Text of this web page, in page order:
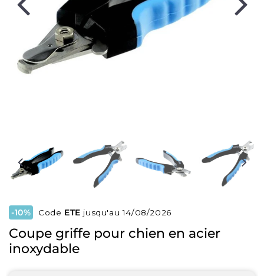
-10% Code ETE jusqu'au 14/08/2026
Coupe griffe pour chien en acier
inoxydable